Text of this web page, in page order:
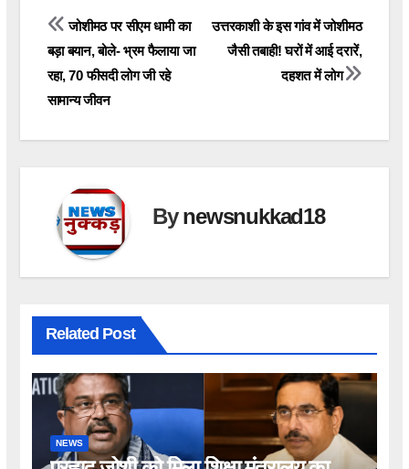
Post
navigation
उत्तरकाशी के इस गांव में जोशीमठ
जैसी तबाही! घरों में आई दरारें,
दहशत में लोग
जोशीमठ पर सीएम धामी का
बड़ा बयान, बोले- भ्रम फैलाया जा
रहा, 70 फीसदी लोग जी रहे
सामान्य जीवन
Bynewsnukkad18
Related Post
NEWS